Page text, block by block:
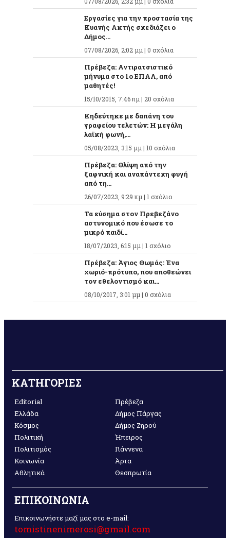
Εργασίες για την προστασία της
Κυανής Ακτής σχεδιάζει ο
Δήμος...
07/08/2026, 2:02 μμ | 0 σχόλια
Πρέβεζα: Αντιρατσιστικό
μήνυμα στο 1ο ΕΠΑΛ, από
μαθητές!
15/10/2015, 7:46 πμ | 20 σχόλια
Κηδεύτηκε με δαπάνη του
γραφείου τελετών: Η μεγάλη
λαϊκή φωνή,...
05/08/2023, 3:15 μμ | 10 σχόλια
Πρέβεζα: Θλίψη από την
ξαφνική και αναπάντεχη φυγή
από τη...
26/07/2023, 9:29 πμ | 1 σχόλιο
Τα εύσημα στον Πρεβεζάνο
αστυνομικό που έσωσε το
μικρό παιδί...
18/07/2023, 6:15 μμ | 1 σχόλιο
Πρέβεζα: Άγιος Θωμάς: Ένα
χωριό-πρότυπο, που αποθεώνει
τον εθελοντισμό και...
08/10/2017, 3:01 μμ | 0 σχόλια
ΚΑΤΗΓΟΡΙΕΣ
Editorial
Ελλάδα
Κόσμος
Πολιτική
Πολιτισμός
Κοινωνία
Αθλητικά
Πρέβεζα
Δήμος Πάργας
Δήμος Ζηρού
Ήπειρος
Γιάννενα
Άρτα
Θεσπρωτία
ΕΠΙΚΟΙΝΩΝΙΑ
Επικοινωνήστε μαζί μας στο e-mail:
tomistinenimerosi@gmail.com